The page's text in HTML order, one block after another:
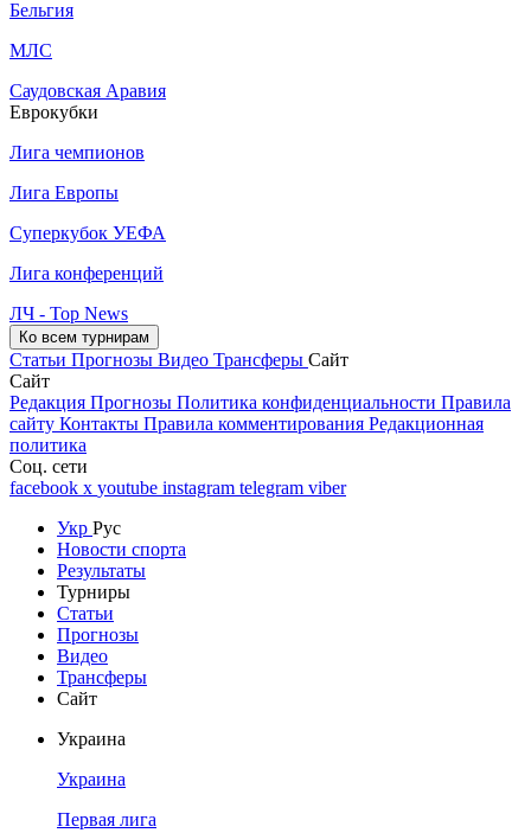
Бельгия
МЛС
Саудовская Аравия
Еврокубки
Лига чемпионов
Лига Европы
Суперкубок УЕФА
Лига конференций
ЛЧ - Top News
Ко всем турнирам
Статьи Прогнозы Видео Трансферы Сайт
Сайт
Редакция Прогнозы Политика конфиденциальности Правила
сайту Контакты Правила комментирования Редакционная
политика
Соц. сети
facebook x youtube instagram telegram viber
Укр Рус
Новости спорта
Результаты
Турниры
Статьи
Прогнозы
Видео
Трансферы
Сайт
Украина
Украина
Первая лига